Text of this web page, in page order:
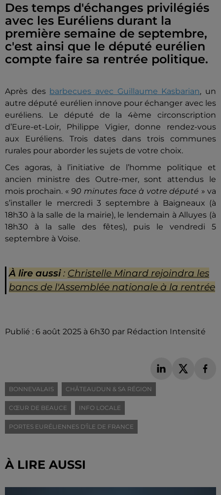
Des temps d'échanges privilégiés
avec les Euréliens durant la
première semaine de septembre,
c'est ainsi que le député eurélien
compte faire sa rentrée politique.
Après des barbecues avec Guillaume Kasbarian, un
autre député eurélien innove pour échanger avec les
euréliens. Le député de la 4ème circonscription
d’Eure-et-Loir, Philippe Vigier, donne rendez-vous
aux Euréliens. Trois dates dans trois communes
rurales pour aborder les sujets de votre choix.
Ces agoras, à l’initiative de l’homme politique et
ancien ministre des Outre-mer, sont attendus le
mois prochain. « 90 minutes face à votre député » va
s’installer le mercredi 3 septembre à Baigneaux (à
18h30 à la salle de la mairie), le lendemain à Alluyes (à
18h30 à la salle des fêtes), puis le vendredi 5
septembre à Voise.
À lire aussi: Christelle Minard rejoindra les
bancs de l'Assemblée nationale à la rentrée
Publié : 6 août 2025 à 6h30 par Rédaction Intensité
BONNEVALAIS CHÂTEAUDUN & SA RÉGION
CŒUR DE BEAUCE INFO LOCALE
PORTES EURÉLIENNES D'ÎLE DE FRANCE
À LIRE AUSSI